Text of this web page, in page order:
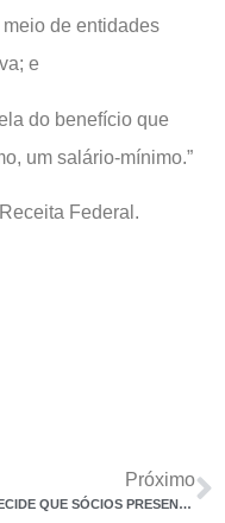
de entidades
e
do benefício que
um salário-mínimo.”
Federal.
Próximo
STJ DECIDE QUE SÓCIOS PRESENTES NO FECHAMENTO DA EMPRESA RESPONDEM POR DÍVIDA TRIBUTÁRIA